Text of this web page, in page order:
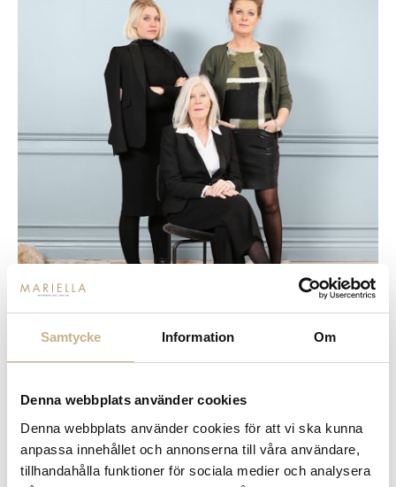
Samtycke Information Om
Denna webbplats använder cookies
Denna webbplats använder cookies för att vi ska kunna
anpassa innehållet och annonserna till våra användare,
tillhandahålla funktioner för sociala medier och analysera
Tänk dig tre kvinnor. Tre kvinnor med stor
kunskap om design och inredning. Tre kvinnor
med drivkraft och integritet. Addera en cocktail
av kaxighet, ödmjukhet och entreprenörskap